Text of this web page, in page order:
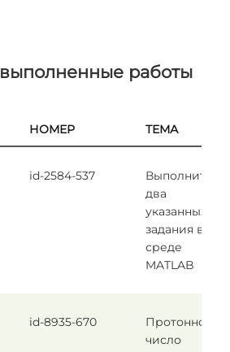
работы
НОМЕР ТЕМА
id-2584-537
Выполнить
два
указанных
задания в
среде
MATLAB
id-8935-670
Протонное
число